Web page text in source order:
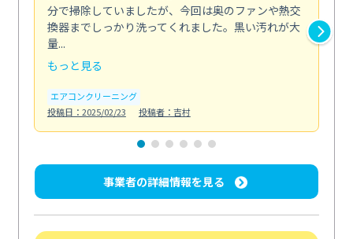
分で掃除していましたが、今回は奥のファンや熱交
換器までしっかり洗ってくれました。黒い汚れが大
量...
もっと見る
エアコンクリーニング
投稿日：2025/02/23
投稿者：吉村
事業者の詳細情報を見る